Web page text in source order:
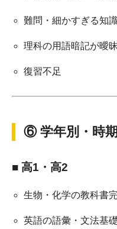
難問・細かすぎる知
理科の用語暗記が曖昧
復習不足
⑥ 学年別・時
■ 高1・高2
生物・化学の教科書
英語の語彙・文法基